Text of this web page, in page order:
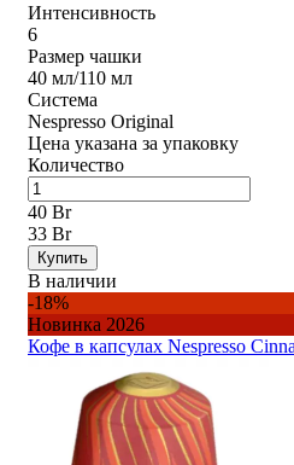
Интенсивность
6
Размер чашки
40 мл/110 мл
Система
Nespresso Original
Цена указана за упаковку
Количество
40 Br
33 Br
Купить
В наличии
-18%
Новинка 2026
Кофе в капсулах Nespresso